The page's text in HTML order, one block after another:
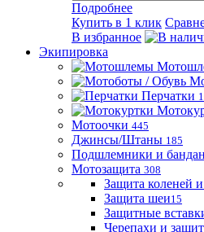
Подробнее
Купить в 1 клик
В избранное
Экипировка
Перчатки
Мотоочки 445
Джинсы/Штаны 185
Подшлемники и
Мотозащита 308
Защита коленей
Защита шеи15
Защитные
Черепахи и